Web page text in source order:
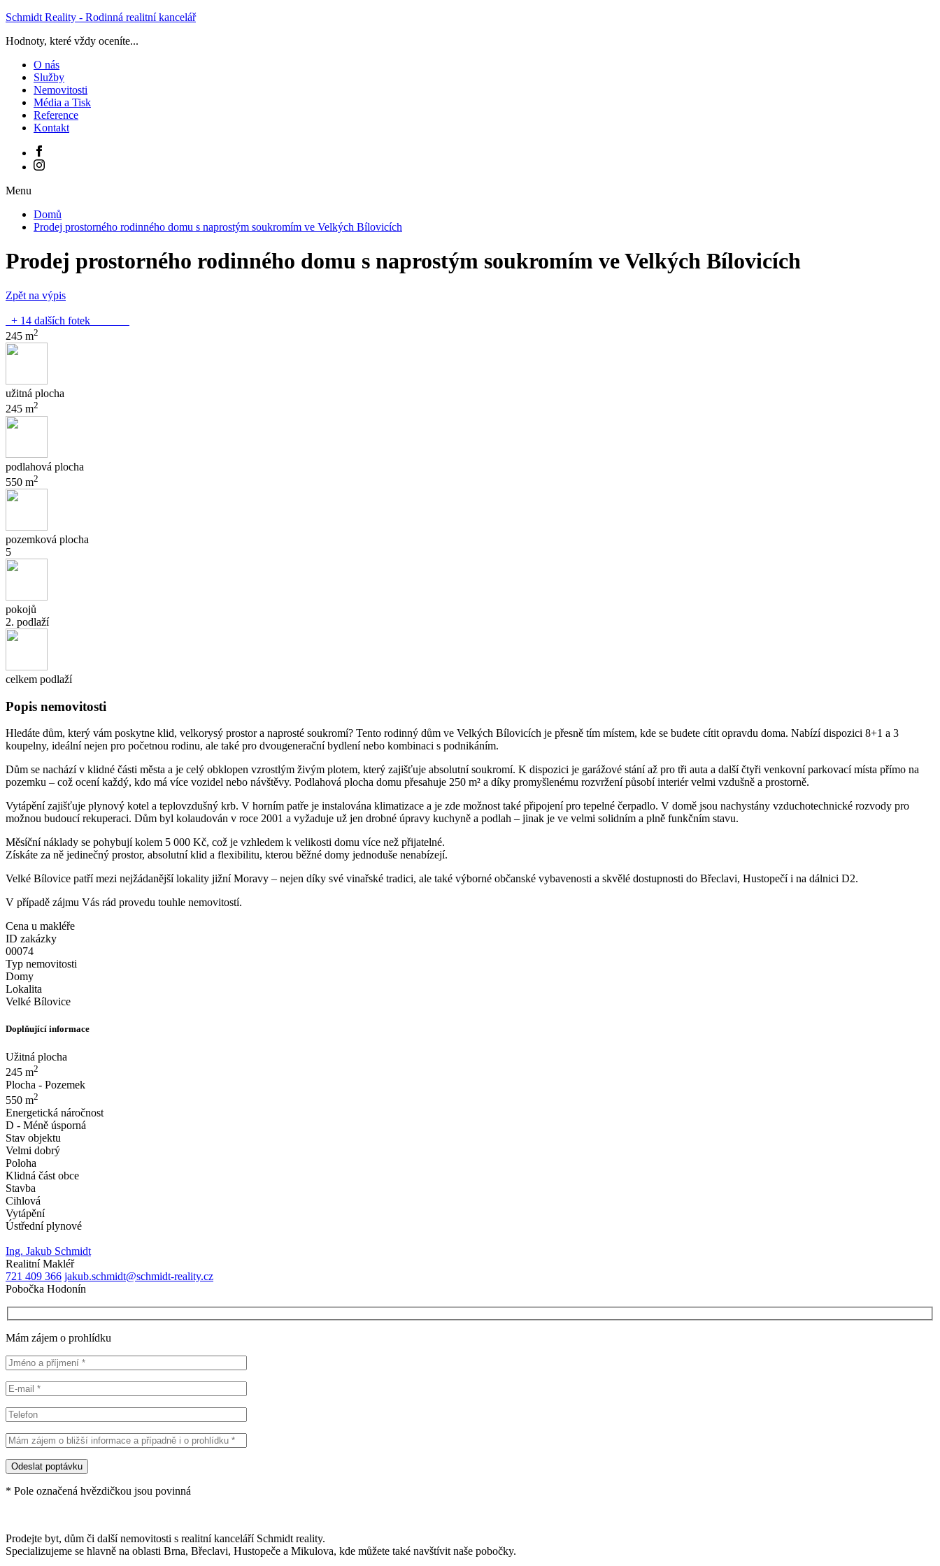
Schmidt Reality - Rodinná realitní kancelář
Hodnoty, které vždy oceníte...
O nás
Služby
Nemovitosti
Média a Tisk
Reference
Kontakt
Menu
Domů
Prodej prostorného rodinného domu s naprostým soukromím ve Velkých Bílovicích
Prodej prostorného rodinného domu s naprostým soukromím ve Velkých Bílovicích
Zpět na výpis
+ 14 dalších fotek
245 m2
užitná plocha
245 m2
podlahová plocha
550 m2
pozemková plocha
5
pokojů
2. podlaží
celkem podlaží
Popis nemovitosti
Hledáte dům, který vám poskytne klid, velkorysý prostor a naprosté soukromí? Tento rodinný dům ve Velkých Bílovicích je přesně tím místem, kde se budete cítit opravdu doma. Nabízí dispozici 8+1 a 3
koupelny, ideální nejen pro početnou rodinu, ale také pro dvougenerační bydlení nebo kombinaci s podnikáním.
Dům se nachází v klidné části města a je celý obklopen vzrostlým živým plotem, který zajišťuje absolutní soukromí. K dispozici je garážové stání až pro tři auta a další čtyři venkovní parkovací místa přímo na
pozemku – což ocení každý, kdo má více vozidel nebo návštěvy. Podlahová plocha domu přesahuje 250 m² a díky promyšlenému rozvržení působí interiér velmi vzdušně a prostorně.
Vytápění zajišťuje plynový kotel a teplovzdušný krb. V horním patře je instalována klimatizace a je zde možnost také připojení pro tepelné čerpadlo. V domě jsou nachystány vzduchotechnické rozvody pro
možnou budoucí rekuperaci. Dům byl kolaudován v roce 2001 a vyžaduje už jen drobné úpravy kuchyně a podlah – jinak je ve velmi solidním a plně funkčním stavu.
Měsíční náklady se pohybují kolem 5 000 Kč, což je vzhledem k velikosti domu více než přijatelné.
Získáte za ně jedinečný prostor, absolutní klid a flexibilitu, kterou běžné domy jednoduše nenabízejí.
Velké Bílovice patří mezi nejžádanější lokality jižní Moravy – nejen díky své vinařské tradici, ale také výborné občanské vybavenosti a skvělé dostupnosti do Břeclavi, Hustopečí i na dálnici D2.
V případě zájmu Vás rád provedu touhle nemovitostí.
Cena u makléře
ID zakázky
00074
Typ nemovitosti
Domy
Lokalita
Velké Bílovice
Doplňující informace
Užitná plocha
245 m2
Plocha - Pozemek
550 m2
Energetická náročnost
D - Méně úsporná
Stav objektu
Velmi dobrý
Poloha
Klidná část obce
Stavba
Cihlová
Vytápění
Ústřední plynové
Ing. Jakub Schmidt
Realitní Makléř
721 409 366 jakub.schmidt@schmidt-reality.cz
Pobočka Hodonín
Mám zájem o prohlídku
* Pole označená hvězdičkou jsou povinná
Prodejte byt, dům či další nemovitosti s realitní kanceláří Schmidt reality.
Specializujeme se hlavně na oblasti Brna, Břeclavi, Hustopeče a Mikulova, kde můžete také navštívit naše pobočky.